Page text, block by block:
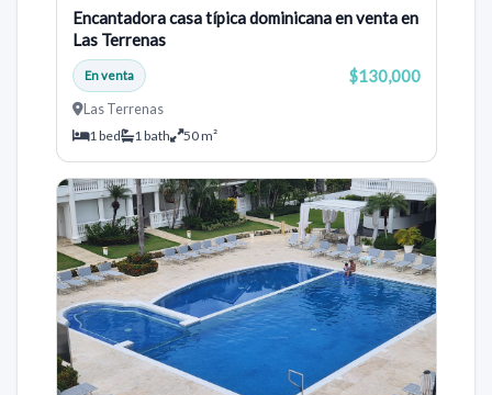
Encantadora casa típica dominicana en venta en
Las Terrenas
En venta $130,000
Las Terrenas
1 bed 1 bath 50 m²